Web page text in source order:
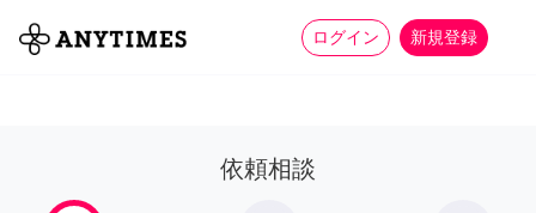
ログイン 新規登録
全て 家事 more_horiz
依頼相談